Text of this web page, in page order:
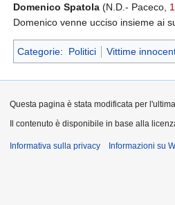
Vai
alla
navigazione
Vai
alla
ricerca
Domenico Spatola (N.D.- Paceco,
Domenico venne ucciso insieme ai
Categorie: Politici Vittime
Questa pagina è stata modificata per
Il contenuto è disponibile in base alla
Informativa sulla privacy Informazioni su